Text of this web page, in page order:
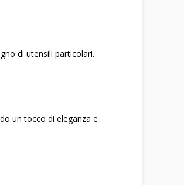
di utensili particolari.
un tocco di eleganza e